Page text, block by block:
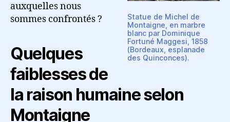
Statue de Michel de
Montaigne, en marbre
blanc par Dominique
Fortuné Maggesi, 1858
(Bordeaux, esplanade
des Quinconces).
auxquelles nous
sommes confrontés ?
Quelques
faiblesses de
la raison humaine selon
Montaigne